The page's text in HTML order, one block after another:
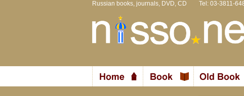
Russian books, journals, DVD, CD Tel: 03-3811-